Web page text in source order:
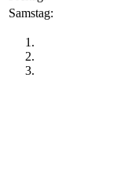
Samstag: